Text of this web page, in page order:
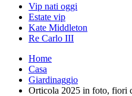
Vip nati oggi
Estate vip
Kate Middleton
Re Carlo III
Home
Casa
Giardinaggio
Orticola 2025 in foto, fiori